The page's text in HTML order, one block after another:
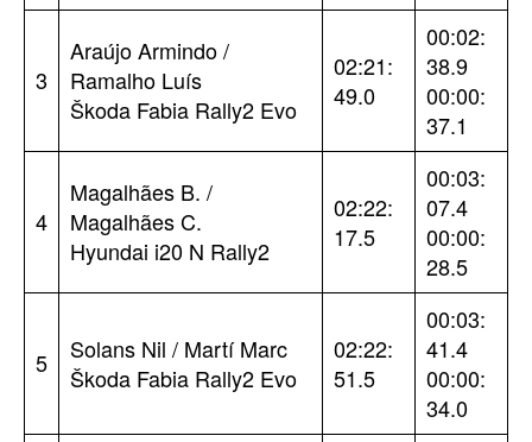
3
Araújo Armindo /
Ramalho Luís
Škoda Fabia Rally2 Evo
02:21:
49.0
00:02:
38.9
00:00:
37.1
4
Magalhães B. /
Magalhães C.
Hyundai i20 N Rally2
02:22:
17.5
00:03:
07.4
00:00:
28.5
5
Solans Nil / Martí Marc
Škoda Fabia Rally2 Evo
02:22:
51.5
00:03:
41.4
00:00:
34.0